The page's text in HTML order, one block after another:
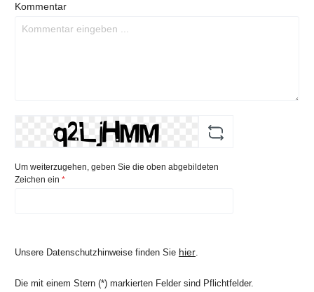
Kommentar
Um weiterzugehen, geben Sie die oben abgebildeten
Zeichen ein *
Unsere Datenschutzhinweise finden Sie hier
Die mit einem Stern (*) markierten Felder sind Pflichtfelder.